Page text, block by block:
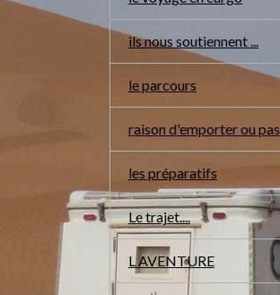
ils nous soutiennent ...
le parcours
raison d'emporter ou pas
les préparatifs
Le trajet....
L AVENTURE